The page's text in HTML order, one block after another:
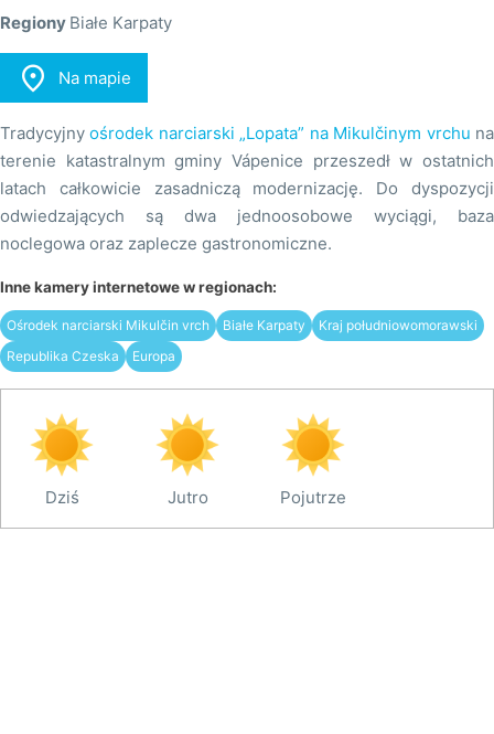
Regiony Białe Karpaty
 Na mapie
Tradycyjnyośrodek narciarski „Lopata” na Mikulčinym vrchu na
terenie katastralnym gminy Vápenice przeszedł w ostatnich
latach całkowicie zasadniczą modernizację. Do dyspozycji
odwiedzających są dwa jednoosobowe wyciągi, baza
noclegowa oraz zaplecze gastronomiczne.
Inne kamery internetowe w regionach:
Ośrodek narciarski Mikulčin vrch Białe Karpaty
Kraj południowomorawski
Republika Czeska
Europa
Dziś Jutro Pojutrze